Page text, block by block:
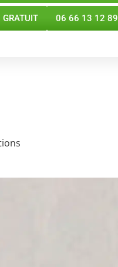
GRATUIT 06 66 13 12 89